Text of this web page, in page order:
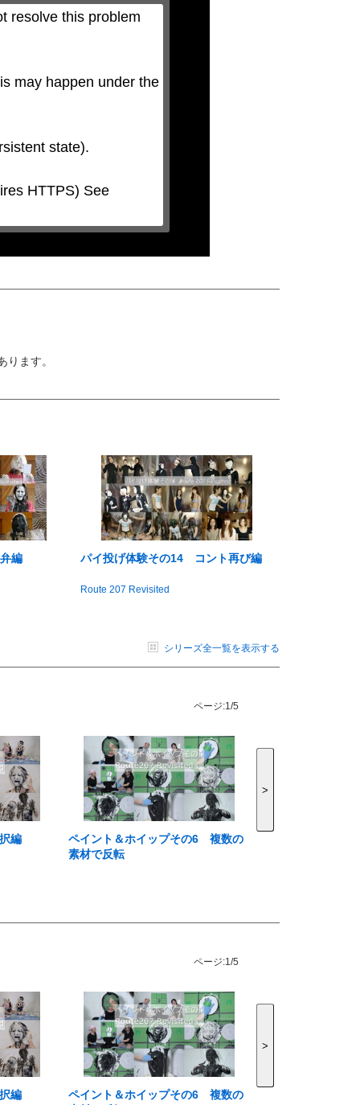
resolve this problem
may happen under the
ます。
編 パイ投げ体験その14 コント再び編
Route 207 Revisited
シリーズ全一覧を表示する
ページ:1/5
編
ペイント＆ホイップその6 複数の
素材で反転
>
ページ:1/5
編
ペイント＆ホイップその6 複数の
>